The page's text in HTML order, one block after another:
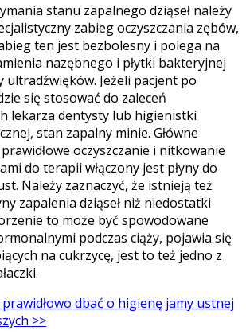
stanu zapalnego dziąseł należy
zabieg oczyszczania zębów,
ten jest bezbolesny i polega na
nazębnego i płytki bakteryjnej
ultradźwięków. Jeżeli pacjent po
się stosować do zaleceń
lekarza dentysty lub higienistki
stan zapalny minie. Główne
oczyszczanie i nitkowanie
do terapii włączony jest płyny do
Należy zaznaczyć, że istnieją też
zapalenia dziąseł niż niedostatki
to może być spowodowane
podczas ciąży, pojawia się
na cukrzycę, jest to też jedno z
dbać o higienę jamy ustnej
>>